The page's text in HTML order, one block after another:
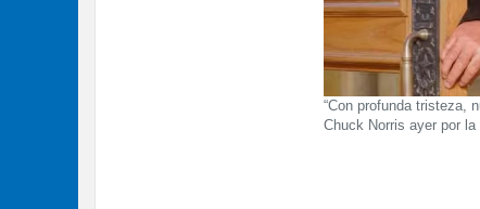
“Con profunda tristeza,
Chuck Norris ayer por